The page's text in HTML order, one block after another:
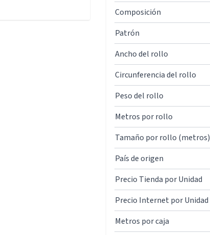
Composición
Patrón
Ancho del rollo
Circunferencia del rollo
Peso del rollo
Metros por rollo
Tamaño por rollo (metros)
País de origen
Precio Tienda por Unidad
Precio Internet por Unidad
Metros por caja